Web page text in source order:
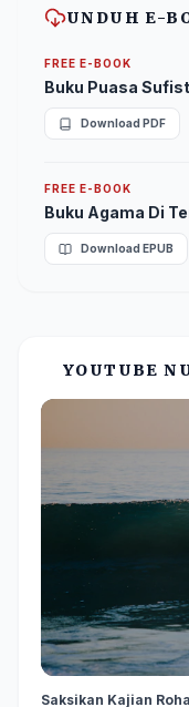
UNDUH E-
FREE E-BOOK
Buku Puasa
Download PDF
FREE E-BOOK
Buku Agama Di
Download EPUB
YOUTUBE
Saksikan Kajian